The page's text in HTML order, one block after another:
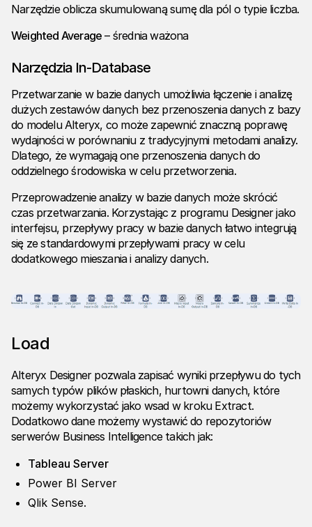
Narzędzie oblicza skumulowaną sumę dla pól o typie liczba.
Weighted Average – średnia ważona
Narzędzia In-Database
Przetwarzanie w bazie danych umożliwia łączenie i analizę
dużych zestawów danych bez przenoszenia danych z bazy
do modelu Alteryx, co może zapewnić znaczną poprawę
wydajności w porównaniu z tradycyjnymi metodami analizy.
Dlatego, że wymagają one przenoszenia danych do
oddzielnego środowiska w celu przetworzenia.
Przeprowadzenie analizy w bazie danych może skrócić
czas przetwarzania. Korzystając z programu Designer jako
interfejsu, przepływy pracy w bazie danych łatwo integrują
się ze standardowymi przepływami pracy w celu
dodatkowego mieszania i analizy danych.
Load
Alteryx Designer pozwala zapisać wyniki przepływu do tych
samych typów plików płaskich, hurtowni danych, które
możemy wykorzystać jako wsad w kroku Extract.
Dodatkowo dane możemy wystawić do repozytoriów
serwerów Business Intelligence takich jak:
Tableau Server
Power BI Server
Qlik Sense.